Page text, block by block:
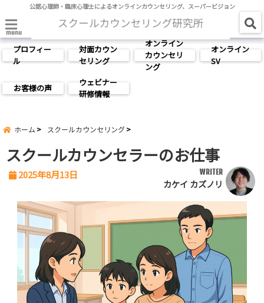
公認心理師・臨床心理士によるオンラインカウンセリング、スーパービジョン
menu
プロフィー
ル
対面カウン
セリング
オンライン
カウンセリ
ング
オンライン
SV
お客様の声
ウェビナー
研修情報
ホーム スクールカウンセリング
スクールカウンセラーのお仕事
2025年8月13日 WRITER
カケイ カズノリ